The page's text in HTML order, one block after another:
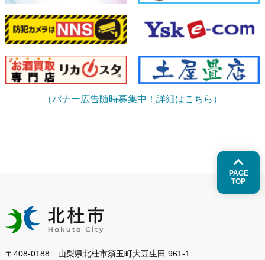
（バナー広告随時募集中！詳細はこちら）
PAGE
TOP
〒408-0188 山梨県北杜市須玉町大豆生田 961-1